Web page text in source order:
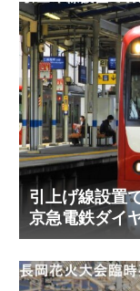
引上げ線設置
京急電鉄ダイ